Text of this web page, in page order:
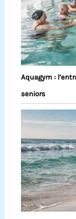
Aquagym :
seniors